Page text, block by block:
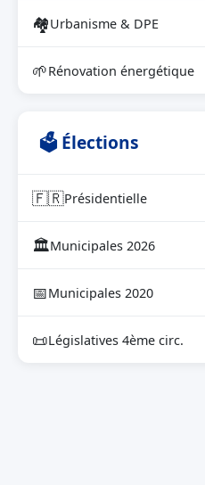
🏘Urbanisme & DPE
🌱Rénovation énergétique
🗳 Élections
🇫🇷Présidentielle
🏛Municipales 2026
📅Municipales 2020
📜Législatives 4ème circ.